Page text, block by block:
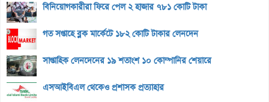
বিনিয়োগকারীরা ফিরে পেল ২ হাজার ৭৮১ কোটি টাকা
গত সপ্তাহে ব্লক মার্কেটে ১৮২ কোটি টাকার লেনদেন
সাপ্তাহিক লেনদেনের ১৯ শতাংশ ১০ কোম্পানির শেয়ারে
এসআইবিএল থেকেও প্রশাসক প্রত্যাহার